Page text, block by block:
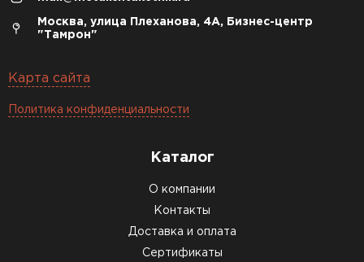
Москва, улица Плеханова, 4А, Бизнес-центр
"Тамрон"
Карта сайта
Политика конфиденциальности
Каталог
О компании
Контакты
Доставка и оплата
Сертификаты